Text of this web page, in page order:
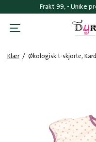
Frakt 99, - Unike
Klær / Økologisk t-skjorte,